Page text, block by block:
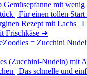
Gemüsepfanne mit wenig
| Für einen tollen Start
Rezept mit Lachs |
Frischkäse ➜
Zoodles = Zucchini
(Zucchini-Nudeln) mit
| Das schnelle und